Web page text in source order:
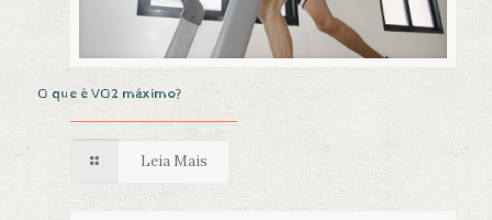
O que é VO2 máximo?
Leia Mais